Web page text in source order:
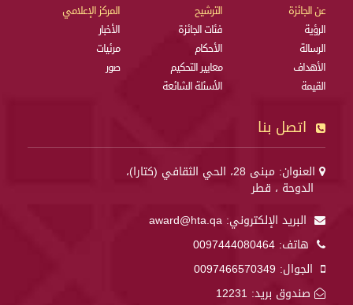
عن الجائزة
الرؤية
الرسالة
الأهداف
القيمة
الترشيح
فئات الجائزة
الأحكام
معايير التحكيم
الأسئلة الشائعة
المركز الإعلامي
الأخبار
مرئيات
صور
اتصل بنا
العنوان: مبنى 28، الحي الثقافي (كتارا)،
الدوحة ، قطر
البريد الإلكتروني: award@hta.qa
هاتف: 0097444080464
الجوال: 0097466570349
صندوق بريد: 12231